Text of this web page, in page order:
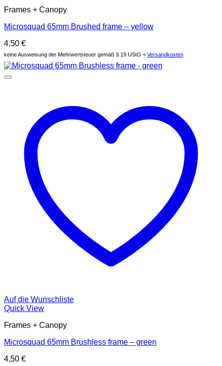
Frames + Canopy
Microsquad 65mm Brushed frame – yellow
4,50 €
keine Ausweisung der Mehrwertsteuer gemäß § 19 UStG + Versandkosten
Auf die Wunschliste
Quick View
Frames + Canopy
Microsquad 65mm Brushless frame – green
4,50 €